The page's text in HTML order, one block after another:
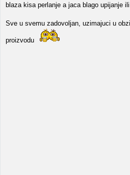
blaza kisa perlanje a jaca blago upijanje
Sve u svemu zadovoljan, uzimajuci u
proizvodu